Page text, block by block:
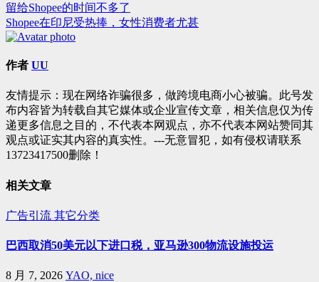
文
章
导
留给Shopee的时间不多了
Shopee在印尼受热捧，女性消费者尤甚
作者 UU
友情提示：现在网络诈骗很多，做跨境电商小心被骗。此号发
布内容皆为转载自其它媒体或企业宣传文章，相关信息仅为传
递更多信息之目的，不代表本网观点，亦不代表本网站赞同其
观点或证实其内容的真实性。---无意冒犯，如有侵权请联系
13723417500删除！
相关文章
广告引流 其它分类
巴西取消50美元以下进口税，亚马逊300物流设施投运
8 月 7, 2026 YAO, nice